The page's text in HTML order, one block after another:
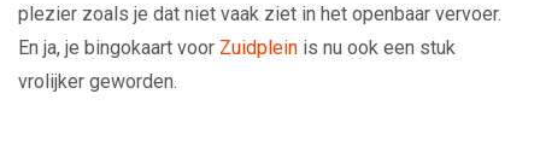
plezier zoals je dat niet vaak ziet in het openbaar vervoer.
En ja, je bingokaart voor Zuidplein is nu ook een stuk
vrolijker geworden.